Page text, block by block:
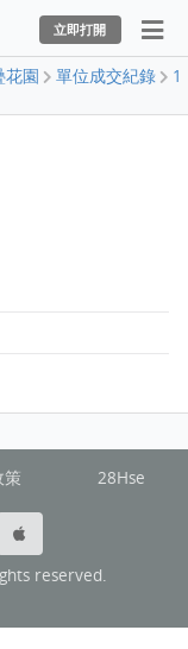
立即打開
花園 單位成交紀錄
1
策 28Hse
reserved.